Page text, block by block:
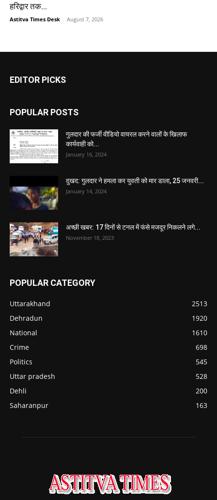
हरिद्वार तक...
Astitva Times Desk - August 7, 2026
EDITOR PICKS
POPULAR POSTS
गुलदार की फर्जी वीडियो वायरल करने वालों के खिलाफ
कार्यवाही को...
January 16, 2024
दुखद: गुलदार ने हमला कर युवती को मार डाला, 25 जनवरी...
January 14, 2024
अच्छी खबर: 17 दिनों से टनल में फंसे मजदूर निकलने लगे...
November 18, 2023
POPULAR CATEGORY
Uttarakhand
2513
Dehradun
1920
National
1610
Crime
698
Politics
545
Uttar pradesh
528
Dehli
200
Saharanpur
163